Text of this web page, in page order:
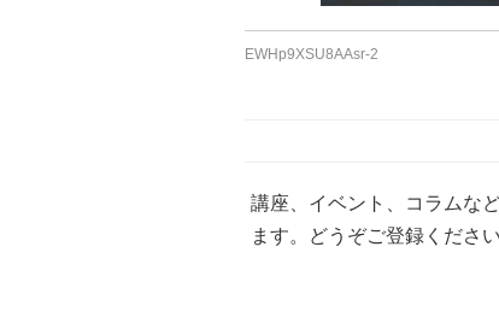
EWHp9XSU8AAsr-2
講座、イベント、コラムな
ます。どうぞご登録ください